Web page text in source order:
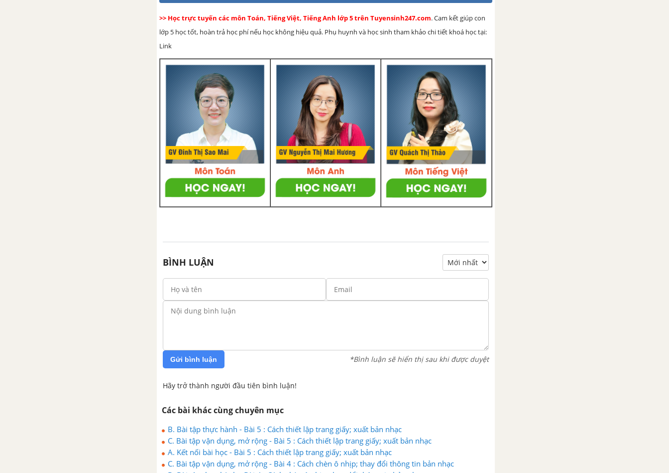
>> Học trực tuyến các môn Toán, Tiếng Việt, Tiếng Anh lớp 5 trên Tuyensinh247.com. Cam kết giúp con
lớp 5 học tốt, hoàn trả học phí nếu học không hiệu quả. Phụ huynh và học sinh tham khảo chi tiết khoá học tại:
Link
BÌNH LUẬN
Gửi bình luận *Bình luận sẽ hiển thị sau khi được duyệt
Hãy trở thành người đầu tiên bình luận!
Các bài khác cùng chuyên mục
B. Bài tập thực hành - Bài 5 : Cách thiết lập trang giấy; xuất bản nhạc
C. Bài tập vận dụng, mở rộng - Bài 5 : Cách thiết lập trang giấy; xuất bản nhạc
A. Kết nối bài học - Bài 5 : Cách thiết lập trang giấy; xuất bản nhạc
C. Bài tập vận dụng, mở rộng - Bài 4 : Cách chèn ô nhịp; thay đổi thông tin bản nhạc